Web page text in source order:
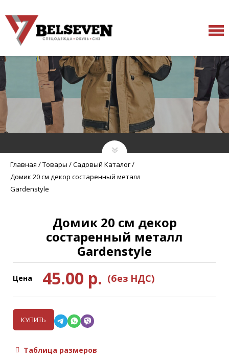
Главная /Товары /Садовый Каталог/
Домик 20 см декор состаренный металл
Gardenstyle
Домик 20 см декор
состаренный металл
Gardenstyle
Цена 45.00 р. (без НДС)
КУПИТЬ
Таблица размеров